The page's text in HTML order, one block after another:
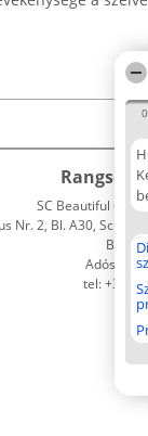
SC Beautiful
2, Bl. A30, Sc. A, Et.
Adószám
tel: +363